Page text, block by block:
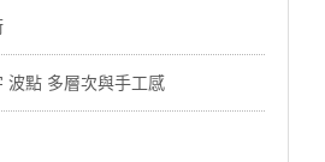
波點 多層次與手工感